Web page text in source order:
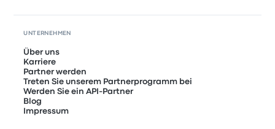
UNTERNEHMEN
Über uns
Karriere
Partner werden
Treten Sie unserem Partnerprogramm bei
Werden Sie ein API-Partner
Blog
Impressum